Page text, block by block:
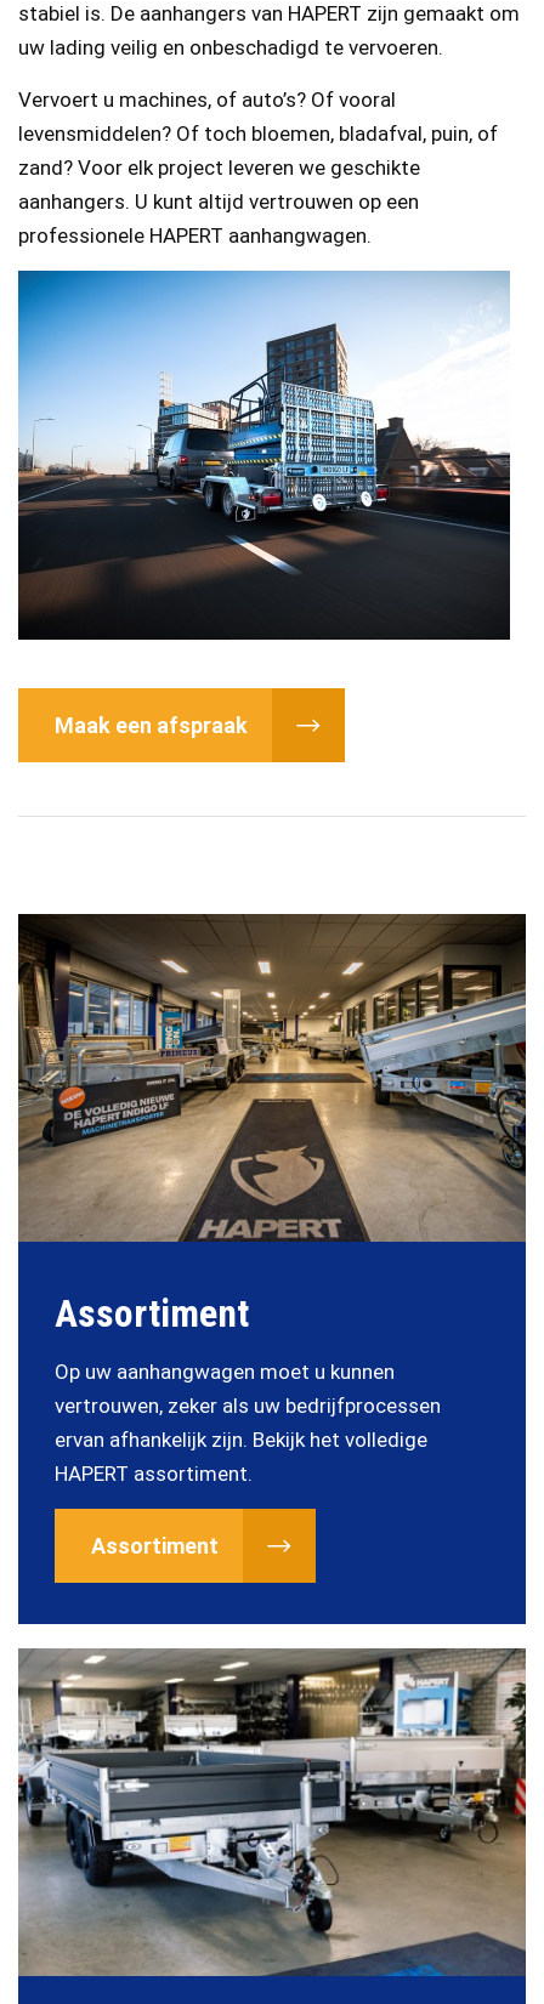
stabiel is. De aanhangers van HAPERT zijn gemaakt om
uw lading veilig en onbeschadigd te vervoeren.
Vervoert u machines, of auto’s? Of vooral
levensmiddelen? Of toch bloemen, bladafval, puin, of
zand? Voor elk project leveren we geschikte
aanhangers. U kunt altijd vertrouwen op een
professionele HAPERT aanhangwagen.
Maak een afspraak
Assortiment
Op uw aanhangwagen moet u kunnen
vertrouwen, zeker als uw bedrijfprocessen
ervan afhankelijk zijn. Bekijk het volledige
HAPERT assortiment.
Assortiment